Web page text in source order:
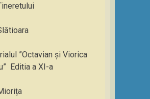
”Octavian și Viorica
Editia a XI-a